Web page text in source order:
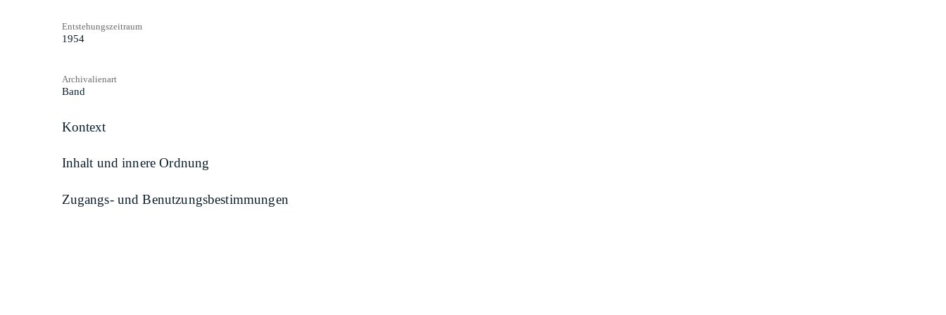
Entstehungszeitraum
1954
Archivalienart
Band
Kontext
Inhalt und innere Ordnung
Zugangs- und Benutzungsbestimmungen